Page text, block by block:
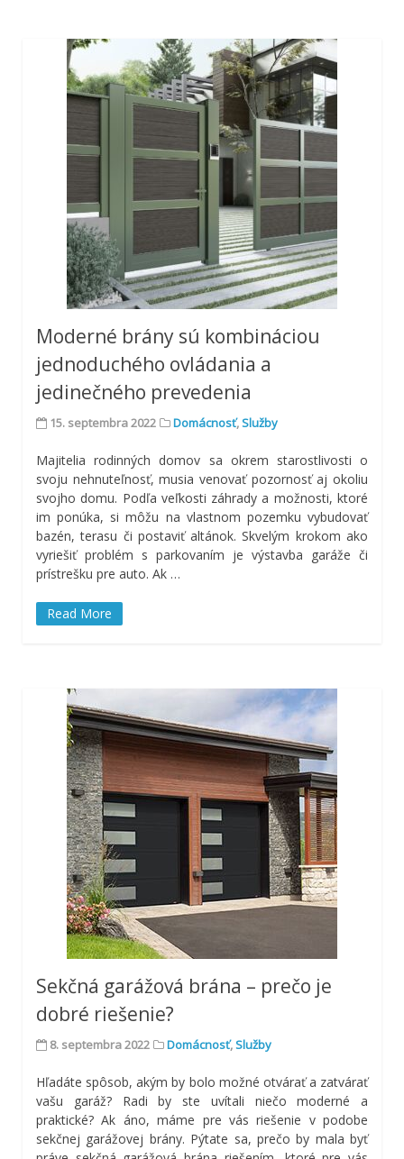
Moderné brány sú kombináciou
jednoduchého ovládania a
jedinečného prevedenia
15. septembra 2022 Domácnosť,Služby
Majitelia rodinných domov sa okrem starostlivosti o
svoju nehnuteľnosť, musia venovať pozornosť aj okoliu
svojho domu. Podľa veľkosti záhrady a možnosti, ktoré
im ponúka, si môžu na vlastnom pozemku vybudovať
bazén, terasu či postaviť altánok. Skvelým krokom ako
vyriešiť problém s parkovaním je výstavba garáže či
prístrešku pre auto. Ak …
Read More
Sekčná garážová brána – prečo je
dobré riešenie?
8. septembra 2022 Domácnosť,Služby
Hľadáte spôsob, akým by bolo možné otvárať a zatvárať
vašu garáž? Radi by ste uvítali niečo moderné a
praktické? Ak áno, máme pre vás riešenie v podobe
sekčnej garážovej brány. Pýtate sa, prečo by mala byť